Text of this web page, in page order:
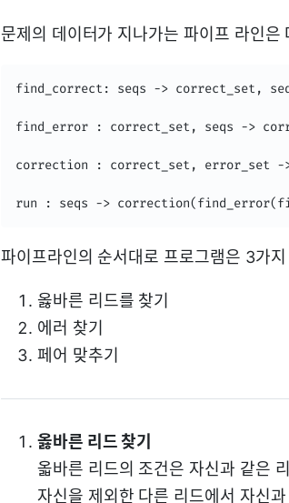
문제의 데이터가 지나가는 파이프 라인은
find_correct: seqs -> correct_set,
find_error : correct_set, seqs ->
correction : correct_set, error_set -
run : seqs ->
파이프라인의 순서대로 프로그램은 3가
옳바른 리드를 찾기
에러 찾기
페어 맞추기
옳바른 리드 찾기
옯바른 리드의 조건은 자신과 같은
자신을 제외한 다른 리드에서 자신